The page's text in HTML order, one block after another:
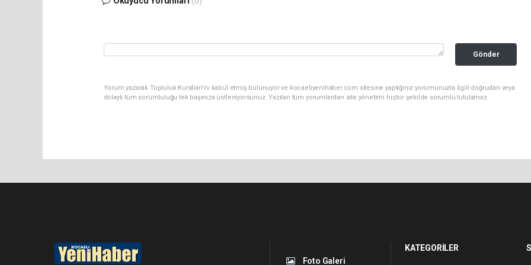
Gönder
Yorum yazarak Topluluk Kuralları’nı kabul etmiş bulunuyor ve kocaeliyenihaber.com sitesine yaptığınız yorumunuzla ilgili doğrudan veya
dolaylı tüm sorumluluğu tek başınıza üstleniyorsunuz. Yazılan tüm yorumlardan site yönetimi hiçbir şekilde sorumlu tutulamaz.
Foto Galeri
KATEGORİLER